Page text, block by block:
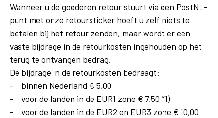
Wanneer u de goederen retour stuurt via een PostNL-
punt met onze retoursticker hoeft u zelf niets te
betalen bij het retour zenden, maar wordt er een
vaste bijdrage in de retourkosten ingehouden op het
terug te ontvangen bedrag.
De bijdrage in de retourkosten bedraagt:
- binnen Nederland € 5,00
- voor de landen in de EUR1 zone € 7,50 *1)
- voor de landen in de EUR2 en EUR3 zone € 10,00